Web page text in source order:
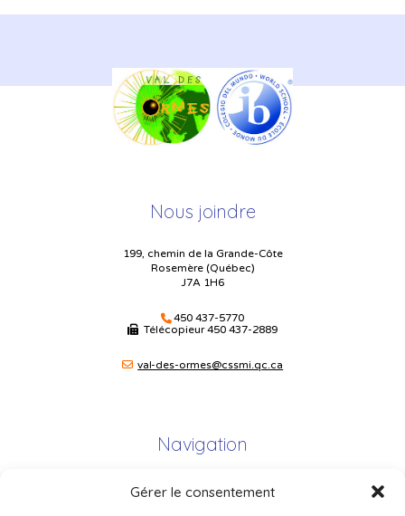
Gérer le consentement
Nous joindre
199, chemin de la Grande-Côte
Rosemère (Québec)
J7A 1H6
450 437-5770
Télécopieur450 437-2889
val-des-ormes@cssmi.qc.ca
Navigation
Plan du site